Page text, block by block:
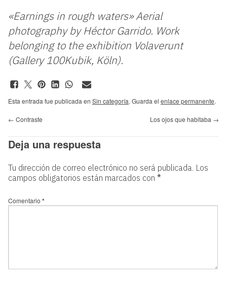
«Earnings in rough waters» Aerial
photography by Héctor Garrido. Work
belonging to the exhibition Volaverunt
(Gallery 100Kubik, Köln).
Esta entrada fue publicada en Sin categoría. Guarda el enlace permanente.
← Contraste Los ojos que habitaba →
Deja una respuesta
Tu dirección de correo electrónico no será publicada. Los
campos obligatorios están marcados con *
Comentario *